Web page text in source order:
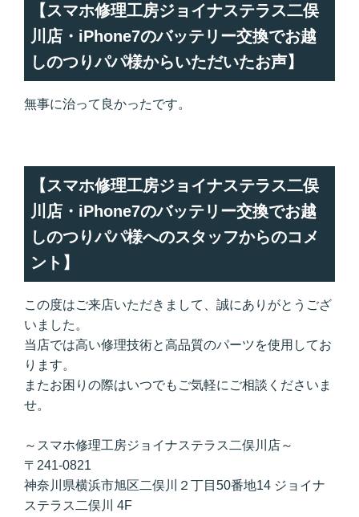
【スマホ修理工房ジョイナステラス二俣
川店・iPhone7のバッテリー交換でお越
しのつりパパ様からいただいたお声】
無事に治って良かったです。
【スマホ修理工房ジョイナステラス二俣
川店・iPhone7のバッテリー交換でお越
しのつりパパ様へのスタッフからのコメ
ント】
この度はご来店いただきまして、誠にありがとうござ
いました。
当店では高い修理技術と高品質のパーツを使用してお
ります。
またお困りの際はいつでもご気軽にご相談くださいま
せ。
～スマホ修理工房ジョイナステラス二俣川店～
〒241-0821
神奈川県横浜市旭区二俣川２丁目50番地14 ジョイナ
ステラス二俣川 4F